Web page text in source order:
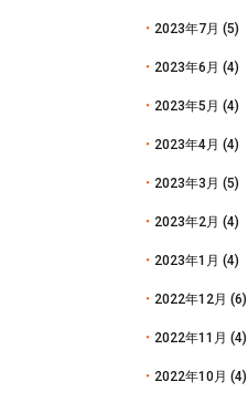
2023年7月 (5)
2023年6月 (4)
2023年5月 (4)
2023年4月 (4)
2023年3月 (5)
2023年2月 (4)
2023年1月 (4)
2022年12月 (6)
2022年11月 (4)
2022年10月 (4)